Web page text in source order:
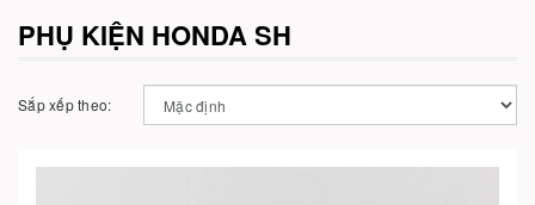
PHỤ KIỆN HONDA SH
Sắp xếp theo: